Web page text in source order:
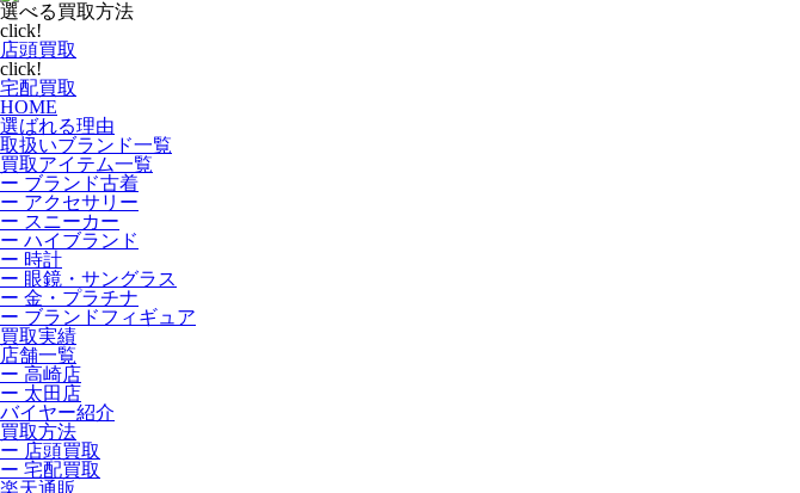
選べる買取方法
click!
店頭買取
click!
宅配買取
HOME
選ばれる理由
取扱いブランド一覧
買取アイテム一覧
ー ブランド古着
ー アクセサリー
ー スニーカー
ー ハイブランド
ー 時計
ー 眼鏡・サングラス
ー 金・プラチナ
ー ブランドフィギュア
買取実績
店舗一覧
ー 高崎店
ー 太田店
バイヤー紹介
買取方法
ー 店頭買取
ー 宅配買取
楽天通販